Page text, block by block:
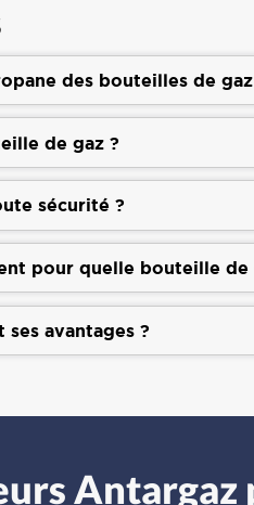
des bouteilles de
de gaz ?
sécurité ?
pour quelle bouteille de
avantages ?
Antargaz